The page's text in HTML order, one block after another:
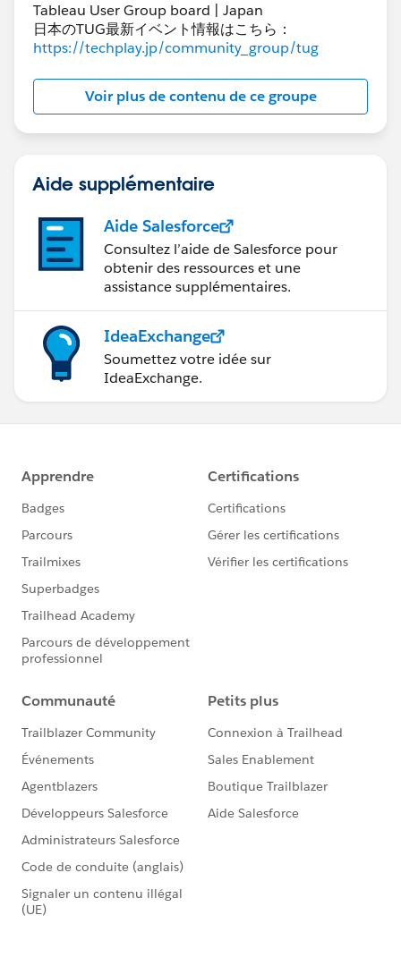
フローファイルを添付しますので、フローの具体的な内
容はそちらを見てもらえればと思います。
​データの加工が終わったら、出力されたデータを
TableauDesktopに接続し、行番号でリレーションを組
タをかけるなどしてください。
<apple または grape を含むデータを表示して、且つキ
ーワードごとに行を分ける例>
Tableau User Group board | Japan
日本のTUG最新イベント情報はこちら：
https://techplay.jp/community_group/tug
Voir plus de contenu de ce groupe
Aide supplémentaire
Aide Salesforce
Consultez l’aide de Salesforce pour
obtenir des ressources et une
assistance supplémentaires.
IdeaExchange
Soumettez votre idée sur
IdeaExchange.